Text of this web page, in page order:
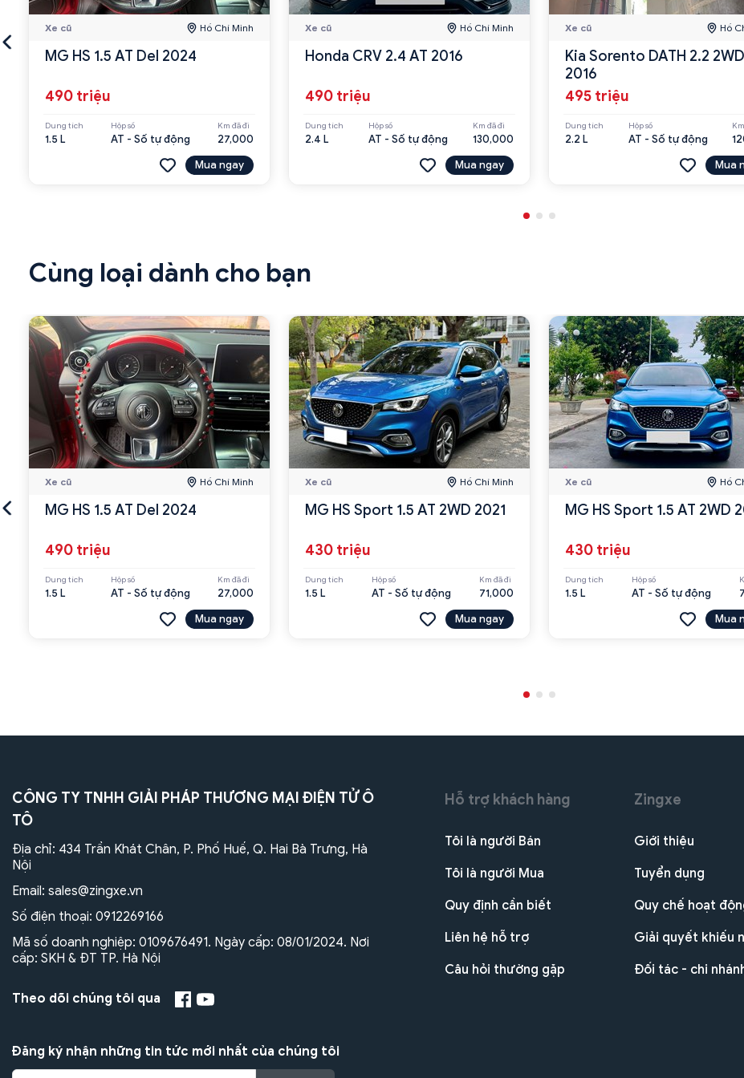
Xe cũ Hồ Chí Minh
MG HS 1.5 AT Del 2024
490 triệu
Dung tích
1.5 L
Hộp số
AT - Số tự động
Km đã đi
27,000
Mua ngay
Xe cũ Hồ Chí Minh
Honda CRV 2.4 AT 2016
490 triệu
Dung tích
2.4 L
Hộp số
AT - Số tự động
Km đã đi
130,000
Mua ngay
Xe cũ Hồ
Kia Sorento DATH 2.2 2WD
2016
495 triệu
Dung tích
2.2 L
Hộp số
AT - Số tự động
Mua
Cùng loại dành cho bạn
Xe cũ Hồ Chí Minh
MG HS 1.5 AT Del 2024
490 triệu
Dung tích
1.5 L
Hộp số
AT - Số tự động
Km đã đi
27,000
Mua ngay
Xe cũ Hồ Chí Minh
MG HS Sport 1.5 AT 2WD 2021
430 triệu
Dung tích
1.5 L
Hộp số
AT - Số tự động
Km đã đi
71,000
Mua ngay
Xe cũ Hồ
MG HS Sport 1.5 AT 2WD
430 triệu
Dung tích
1.5 L
Hộp số
AT - Số tự động
Mua
CÔNG TY TNHH GIẢI PHÁP THƯƠNG MẠI ĐIỆN TỬ Ô
TÔ
Địa chỉ: 434 Trần Khát Chân, P. Phố Huế, Q. Hai Bà Trưng, Hà
Nội
Email: sales@zingxe.vn
Số điện thoại: 0912269166
Mã số doanh nghiệp: 0109676491. Ngày cấp: 08/01/2024. Nơi
cấp: SKH & ĐT TP. Hà Nội
Theo dõi chúng tôi qua
Đăng ký nhận những tin tức mới nhất của chúng tôi
Hỗ trợ khách hàng
Tôi là người Bán
Tôi là người Mua
Quy định cần biết
Liên hệ hỗ trợ
Câu hỏi thường gặp
Zingxe
Giới thiệu
Tuyển dụng
Quy chế hoạt
Giải quyết khiếu
Đối tác - chi